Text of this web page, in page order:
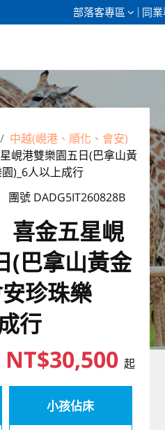
部落客專區 同
中越(峴港、順化、會安)
峴港雙樂園五日(巴拿山黃
)_6人以上成行
團號 DADG5IT260828B
喜金五星峴
(巴拿山黃金
珍珠樂
行
NT$30,500 起
小孩佔床